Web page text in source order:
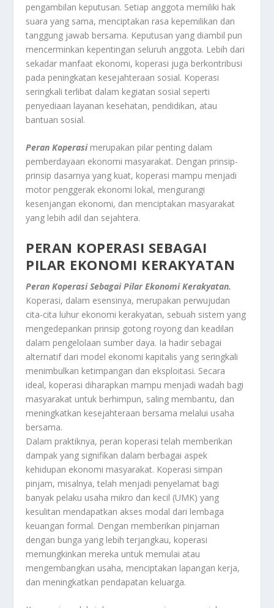
pengambilan keputusan. Setiap anggota memiliki hak
suara yang sama, menciptakan rasa kepemilikan dan
tanggung jawab bersama. Keputusan yang diambil pun
mencerminkan kepentingan seluruh anggota. Lebih dari
sekadar manfaat ekonomi, koperasi juga berkontribusi
pada peningkatan kesejahteraan sosial. Koperasi
seringkali terlibat dalam kegiatan sosial seperti
penyediaan layanan kesehatan, pendidikan, atau
bantuan sosial.
Peran Koperasimerupakan pilar penting dalam
pemberdayaan ekonomi masyarakat. Dengan prinsip-
prinsip dasarnya yang kuat, koperasi mampu menjadi
motor penggerak ekonomi lokal, mengurangi
kesenjangan ekonomi, dan menciptakan masyarakat
yang lebih adil dan sejahtera.
PERAN KOPERASI SEBAGAI
PILAR EKONOMI KERAKYATAN
Peran Koperasi Sebagai Pilar Ekonomi Kerakyatan.
Koperasi, dalam esensinya, merupakan perwujudan
cita-cita luhur ekonomi kerakyatan, sebuah sistem yang
mengedepankan prinsip gotong royong dan keadilan
dalam pengelolaan sumber daya. Ia hadir sebagai
alternatif dari model ekonomi kapitalis yang seringkali
menimbulkan ketimpangan dan eksploitasi. Secara
ideal, koperasi diharapkan mampu menjadi wadah bagi
masyarakat untuk berhimpun, saling membantu, dan
meningkatkan kesejahteraan bersama melalui usaha
bersama.
Dalam praktiknya, peran koperasi telah memberikan
dampak yang signifikan dalam berbagai aspek
kehidupan ekonomi masyarakat. Koperasi simpan
pinjam, misalnya, telah menjadi penyelamat bagi
banyak pelaku usaha mikro dan kecil (UMK) yang
kesulitan mendapatkan akses modal dari lembaga
keuangan formal. Dengan memberikan pinjaman
dengan bunga yang lebih terjangkau, koperasi
memungkinkan mereka untuk memulai atau
mengembangkan usaha, menciptakan lapangan kerja,
dan meningkatkan pendapatan keluarga.